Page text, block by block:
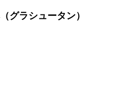
グラシュータン）